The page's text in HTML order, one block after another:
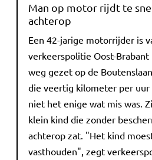
Man op motor rijdt te
achterop
Een 42-jarige motorrijder is
verkeerspolitie Oost-Brabant
weg gezet op de
die veertig kilometer per uur
niet het enige wat mis was.
klein kind die zonder
achterop zat. "Het kind
vasthouden", zegt